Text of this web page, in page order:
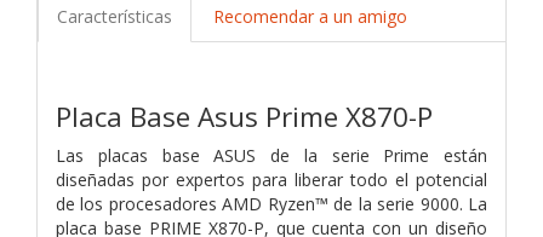
Características Recomendar a un amigo
Placa Base Asus Prime X870-P
Las placas base ASUS de la serie Prime están
diseñadas por expertos para liberar todo el potencial
de los procesadores AMD Ryzen™ de la serie 9000. La
placa base PRIME X870-P, que cuenta con un diseño